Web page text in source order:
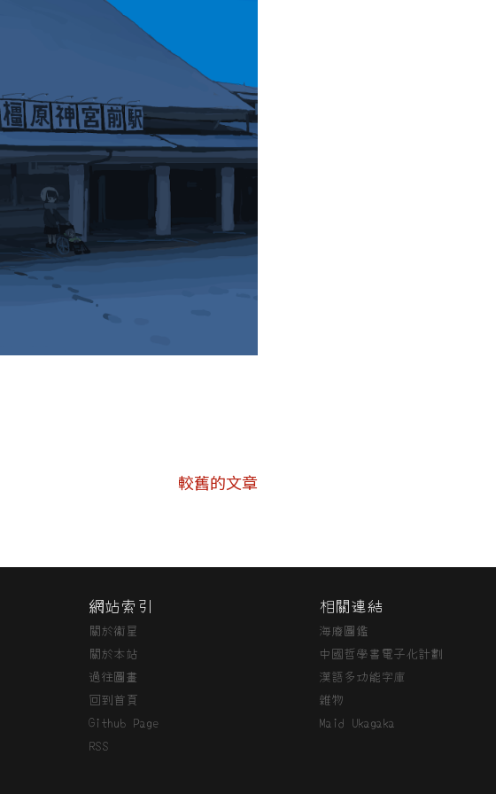
較舊的文章
網站索引
關於衞星
關於本站
過往圖畫
回到首頁
Github Page
RSS
相關連結
海廢圖鑑
中國哲學書電子化計劃
漢語多功能字庫
雜物
Maid Ukagaka